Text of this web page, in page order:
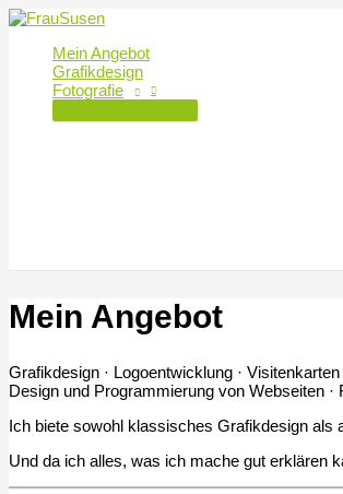
Zum
springenMein Angebot
Grafikdesign
Fotografie
Mein Angebot
Grafikdesign · Logoentwicklung ·
Design und Programmierung von Webseiten ·
Ich biete sowohl klassisches Grafikdesign als
Und da ich alles, was ich mache gut erklären